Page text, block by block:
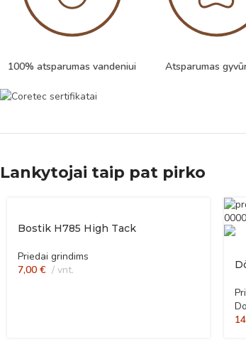
100% atsparumas vandeniui Atsparumas
Lankytojai taip pat pirko
Bostik H785 High Tack
Priedai grindims
7,00 € vnt.